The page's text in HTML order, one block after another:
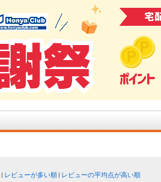
レビューが多い順
レビューの平均点が高い順